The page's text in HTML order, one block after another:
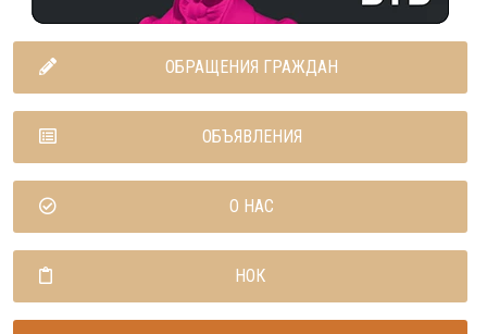
ОБРАЩЕНИЯ ГРАЖДАН
ОБЪЯВЛЕНИЯ
О НАС
НОК